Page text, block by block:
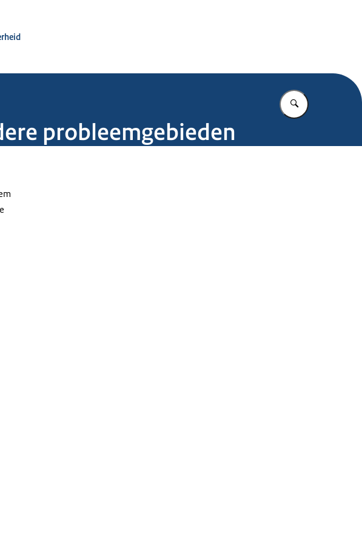
Vul in wat u
probleemgebieden